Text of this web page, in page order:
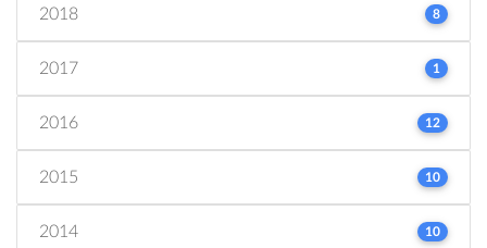
2018 8
2017 1
2016 12
2015 10
2014 10